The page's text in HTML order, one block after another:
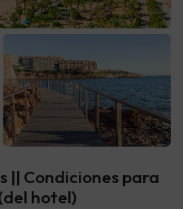
|| Condiciones para
hotel)